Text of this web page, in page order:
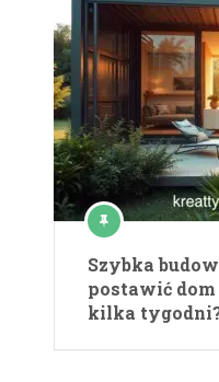
Szybka
postawić
kilka